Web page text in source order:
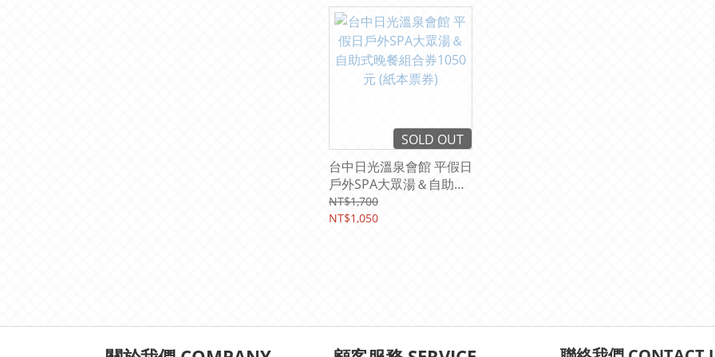
SOLD OUT
台中日光溫泉會館 平假日
戶外SPA大眾湯＆自助式
晚餐組合券1050元 (紙本
票券)
NT$1,700
NT$1,050